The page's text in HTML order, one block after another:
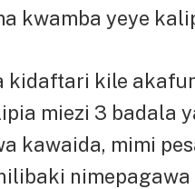
kwamba yeye
kidaftari kile
miezi 3 badala
kawaida, mimi
nimepagawa